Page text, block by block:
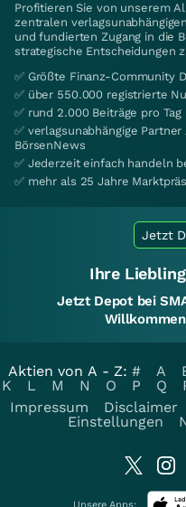
Profitieren Sie von unserem
zentralen
und fundierten Zugang in die
strategische Entscheidungen
✅ Größte Finanz-Community
✅ über 550.000 registrierte
✅ rund 2.000 Beiträge pro Tag
✅ verlagsunabhängige
BörsenNews
✅ Jederzeit einfach handeln
✅ mehr als 25 Jahre
Jetzt
Ihre
Jetzt Depot bei
Aktien von A - Z: # A
K
L M N O P Q
Impressum
Disclaimer
Einstellungen